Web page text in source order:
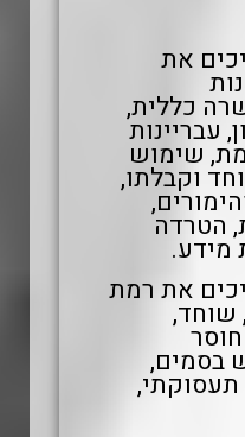
את
כללית,
עבריינות
שימוש
וקבלתו,
הטרדה
מידע.
את רמת
שוחד,
בסמים,